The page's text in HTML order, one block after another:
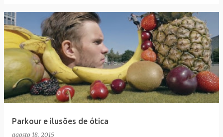
Parkour e ilusões de ótica
agosto 18, 2015